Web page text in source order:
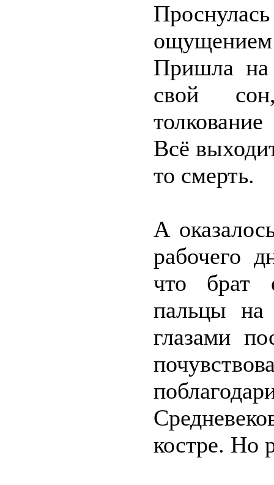
ощущением
Пришла на
свой
Всё
то смерть.
А
рабочего
что брат
пальцы
глазами
костре. Но